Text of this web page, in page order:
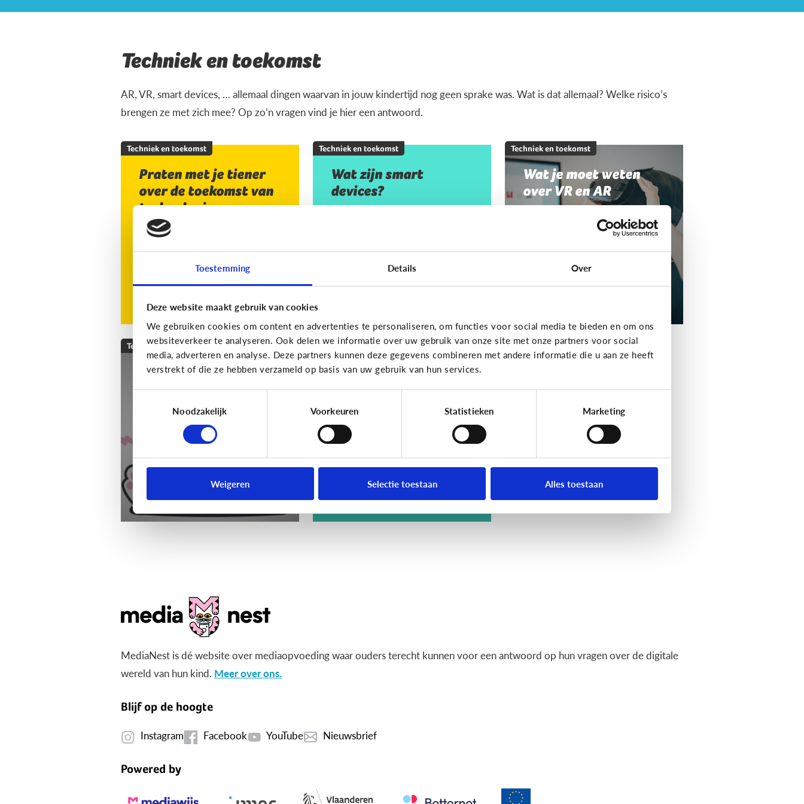
Toestemming Details Over
Deze website maakt gebruik van cookies
We gebruiken cookies om content en advertenties te personaliseren, om functies voor social media te bieden en om ons
websiteverkeer te analyseren. Ook delen we informatie over uw gebruik van onze site met onze partners voor social
media, adverteren en analyse. Deze partners kunnen deze gegevens combineren met andere informatie die u aan ze heeft
verstrekt of die ze hebben verzameld op basis van uw gebruik van hun services.
Noodzakelijk
Voorkeuren Statistieken Marketing
Weigeren Selectie toestaan Alles toestaan
Techniek en toekomst
AR, VR, smart devices, … allemaal dingen waarvan in jouw kindertijd nog geen sprake was. Wat is dat allemaal? Welke risico’s
brengen ze met zich mee? Op zo’n vragen vind je hier een antwoord.
Techniek en toekomst
Praten met je tiener
over de toekomst van
technologie
Techniek en toekomst
Wat zijn smart
devices?
Techniek en toekomst
Wat je moet weten
over VR en AR
Techniek en toekomst
[Klik & Print]Slim
speelgoed: waar moet
ik op letten?
Download de klik & print
Techniek en toekomst
[Quiz]Wat weet jij
over ‘Internet of
Toys’?
Ontdek het hier!
MediaNest is dé website over mediaopvoeding waar ouders terecht kunnen voor een antwoord op hun vragen over de digitale
wereld van hun kind. Meer over ons.
Blijf op de hoogte
Instagram Facebook YouTube Nieuwsbrief
Powered by